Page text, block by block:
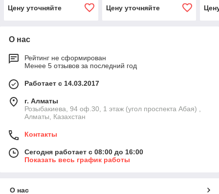
Цену уточняйте
Цену уточняйте
О нас
Рейтинг не сформирован
Менее 5 отзывов за последний год
Работает с 14.03.2017
г. Алматы
Розыбакиева, 94 оф.30, 1 этаж (угол проспекта Абая) ,
Алматы, Казахстан
Контакты
Сегодня работает с 08:00 до 16:00
Показать весь график работы
О нас